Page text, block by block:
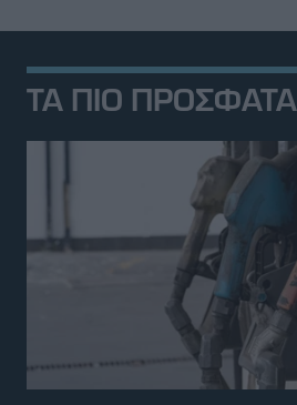
ΤΑ ΠΙΟ ΠΡΟΣΦΑΤΑ